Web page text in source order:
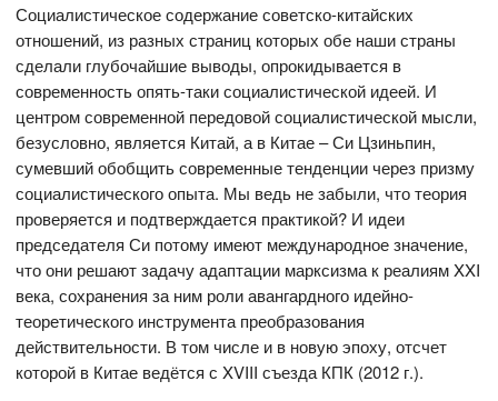
Социалистическое содержание советско-китайских
отношений, из разных страниц которых обе наши страны
сделали глубочайшие выводы, опрокидывается в
современность опять-таки социалистической идеей. И
центром современной передовой социалистической мысли,
безусловно, является Китай, а в Китае – Си Цзиньпин,
сумевший обобщить современные тенденции через призму
социалистического опыта. Мы ведь не забыли, что теория
проверяется и подтверждается практикой? И идеи
председателя Си потому имеют международное значение,
что они решают задачу адаптации марксизма к реалиям XXI
века, сохранения за ним роли авангардного идейно-
теоретического инструмента преобразования
действительности. В том числе и в новую эпоху, отсчет
которой в Китае ведётся с XVIII съезда КПК (2012 г.).